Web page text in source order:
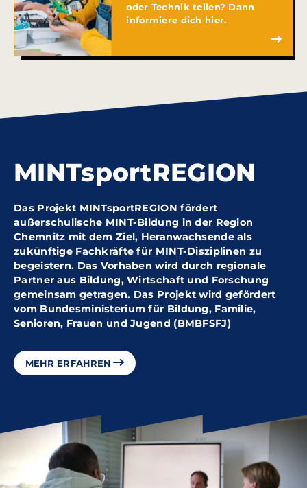
oder Technik teilen? Dann
informiere dich hier.
MINTsportREGION
Das Projekt MINTsportREGION fördert
außerschulische MINT-Bildung in der Region
Chemnitz mit dem Ziel, Heranwachsende als
zukünftige Fachkräfte für MINT-Disziplinen zu
begeistern. Das Vorhaben wird durch regionale
Partner aus Bildung, Wirtschaft und Forschung
gemeinsam getragen. Das Projekt wird gefördert
vom Bundesministerium für Bildung, Familie,
Senioren, Frauen und Jugend (BMBFSFJ)
MEHR ERFAHREN